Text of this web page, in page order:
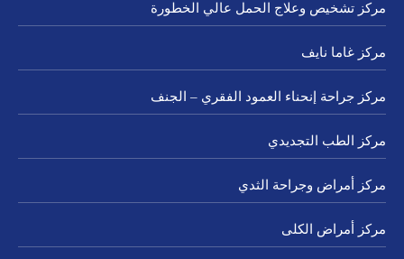
مركز تشخيص وعلاج الحمل عالي الخطورة
مركز غاما نايف
مركز جراحة إنحناء العمود الفقري – الجنف
مركز الطب التجديدي
مركز أمراض وجراحة الثدي
مركز أمراض الكلى